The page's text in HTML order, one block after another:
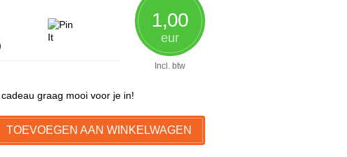
1,00
eur
Incl. btw
graag mooi voor je in!
TOEVOEGEN AAN WINKELWAGEN